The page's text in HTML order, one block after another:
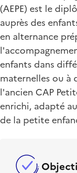
(AEPE) est le
auprès des
en alternance
enfants dans
maternelles ou à
l'ancien CAP
enrichi, adapté
de la petite